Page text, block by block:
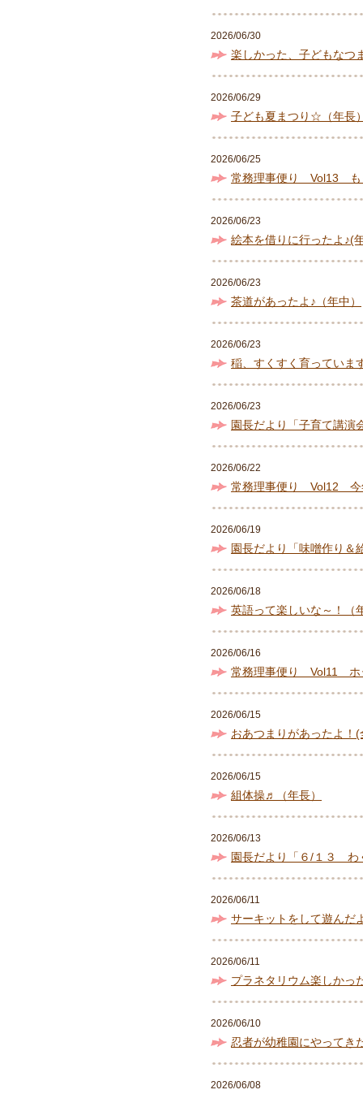
2026/06/30
楽しかった、子どもなつ
2026/06/29
子ども夏まつり☆（年長
2026/06/25
常務理事便り Vol13 も
2026/06/23
絵本を借りに行ったよ♪(
2026/06/23
茶道があったよ♪（年中）
2026/06/23
稲、すくすく育っていま
2026/06/23
園長だより「子育て講
2026/06/22
常務理事便り Vol12 今
2026/06/19
園長だより「味噌作り＆
2026/06/18
英語って楽しいな～！（
2026/06/16
常務理事便り Vol11 ホ
2026/06/15
おあつまりがあったよ！(
2026/06/15
組体操♬（年長）
2026/06/13
園長だより「６/１３
2026/06/11
サーキットをして遊んだ
2026/06/11
プラネタリウム楽しかっ
2026/06/10
忍者が幼稚園にやってき
2026/06/08